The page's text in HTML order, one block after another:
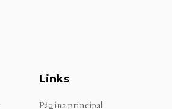
Links
Página principal